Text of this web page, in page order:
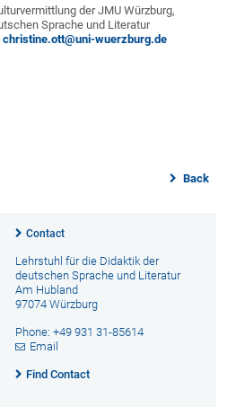
der JMU Würzburg,
Sprache und Literatur
christine.ott@uni-wuerzburg.de
Back
Contact
Lehrstuhl für die Didaktik der
deutschen Sprache und Literatur
Am Hubland
97074 Würzburg
Phone: +49 931 31-85614
Email
Find Contact